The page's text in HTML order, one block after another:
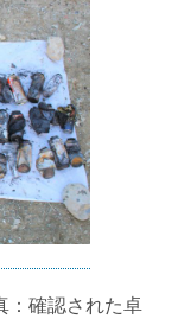
：確認された卓